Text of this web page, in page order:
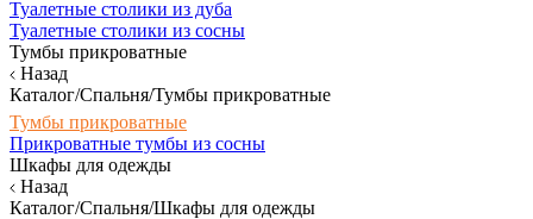
Туалетные столики из дуба
Туалетные столики из сосны
Тумбы прикроватные
Назад
Каталог/Спальня/Тумбы прикроватные
Тумбы прикроватные
Прикроватные тумбы из сосны
Шкафы для одежды
Назад
Каталог/Спальня/Шкафы для одежды